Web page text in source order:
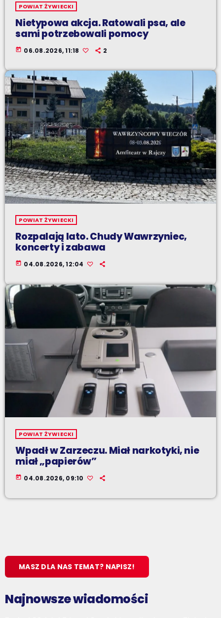
POWIAT ŻYWIECKI
Nietypowa akcja. Ratowali psa, ale
sami potrzebowali pomocy
today 06.08.2026, 11:18 2
POWIAT ŻYWIECKI
Rozpalają lato. Chudy Wawrzyniec,
koncerty i zabawa
today 04.08.2026, 12:04
POWIAT ŻYWIECKI
Wpadł w Zarzeczu. Miał narkotyki, nie
miał „papierów”
today 04.08.2026, 09:10
MASZ DLA NAS TEMAT? NAPISZ!
Najnowsze wiadomości